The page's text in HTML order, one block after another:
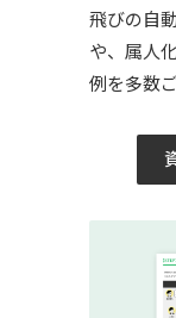
飛びの自
や、属人
例を多数